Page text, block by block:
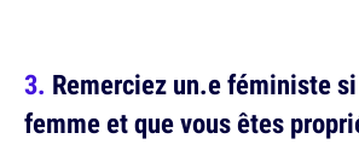
Remerciez un.e féministe
femme et que vous êtes